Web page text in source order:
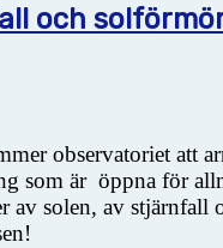
och
observatoriet att
som är öppna för
av solen, av stjärnfall